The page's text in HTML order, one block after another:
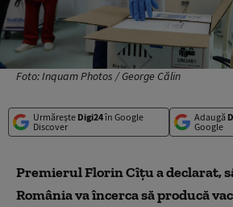
Foto: Inquam Photos / George Călin
Urmărește Digi24în Google
Discover
Adaugă
Google
Premierul Florin Cîțu a declarat,
România va încerca să producă